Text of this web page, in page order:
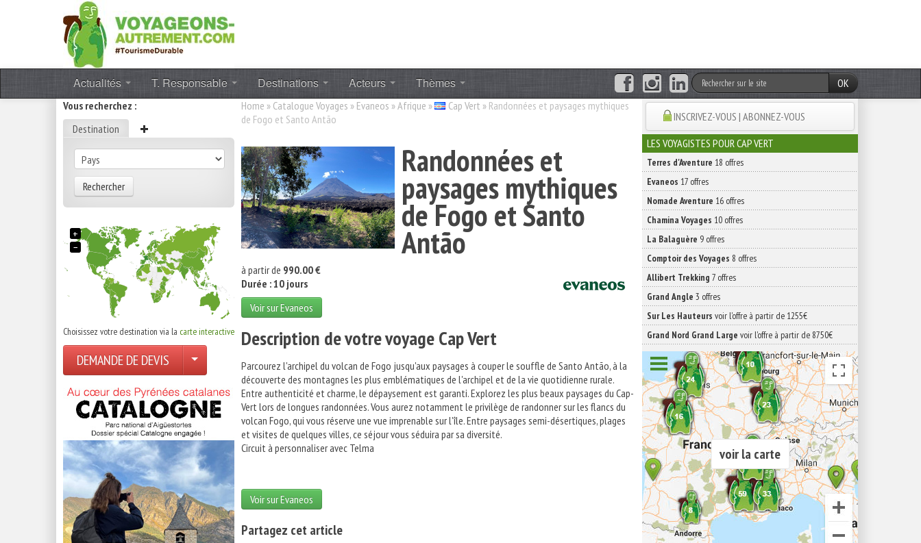
Actualités T. Responsable Destinations Acteurs Thèmes
OK
Vous recherchez :
Destination
Rechercher
+
−
Choisissez votre destination via la carte interactive
DEMANDE DE DEVIS
Home » Catalogue Voyages » Evaneos »Afrique » Cap Vert » Randonnées et paysages mythiques
de Fogo et Santo Antão
Randonnées et
paysages mythiques
de Fogo et Santo
Antão
à partir de 990.00 €
Durée : 10 jours
Voir sur Evaneos
Description de votre voyage Cap Vert
Parcourez l'archipel du volcan de Fogo jusqu'aux paysages à couper le souffle de Santo Antão, à la
découverte des montagnes les plus emblématiques de l'archipel et de la vie quotidienne rurale.
Entre authenticité et charme, le dépaysement est garanti. Explorez les plus beaux paysages du Cap-
Vert lors de longues randonnées. Vous aurez notamment le privilège de randonner sur les flancs du
volcan Fogo, qui vous réserve une vue imprenable sur l'île. Entre paysages semi-désertiques, plages
et visites de quelques villes, ce séjour vous séduira par sa diversité.
Circuit à personnaliser avec Telma
Voir sur Evaneos
Partagez cet article
INSCRIVEZ-VOUS | ABONNEZ-VOUS
LES VOYAGISTES POUR CAP VERT
Terres d'Aventure 18 offres
Evaneos 17 offres
Nomade Aventure 16 offres
Chamina Voyages 10 offres
La Balaguère 9 offres
Comptoir des Voyages 8 offres
Allibert Trekking 7 offres
Grand Angle 3 offres
Sur Les Hauteurs voir l'offre à partir de 1255€
Grand Nord Grand Large voir l'offre à partir de 8750€
voir la carte